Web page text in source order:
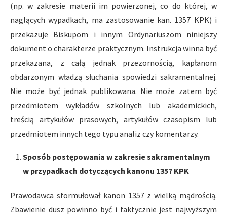
(np. w zakresie materii im powierzonej, co do której, w
naglących wypadkach, ma zastosowanie kan. 1357 KPK) i
przekazuje Biskupom i innym Ordynariuszom niniejszy
dokument o charakterze praktycznym. Instrukcja winna być
przekazana, z całą jednak przezornością, kapłanom
obdarzonym władzą słuchania spowiedzi sakramentalnej.
Nie może być jednak publikowana. Nie może zatem być
przedmiotem wykładów szkolnych lub akademickich,
treścią artykułów prasowych, artykułów czasopism lub
przedmiotem innych tego typu analiz czy komentarzy.
Sposób postępowania w zakresie sakramentalnym
w przypadkach dotyczących kanonu 1357 KPK
Prawodawca sformułował kanon 1357 z wielką mądrością.
Zbawienie dusz powinno być i faktycznie jest najwyższym